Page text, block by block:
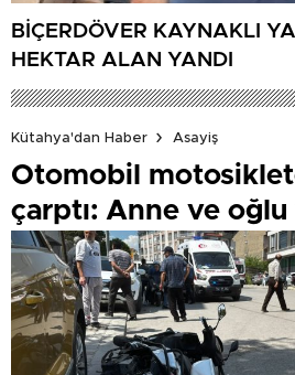
BİÇERDÖVER KAYNAKLI
HEKTAR ALAN YANDI
Kütahya'dan Haber
Asayiş
Otomobil
çarptı: Anne ve oğlu